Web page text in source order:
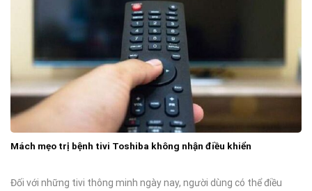
Mách mẹo trị bệnh tivi Toshiba không nhận điều khiển
Đối với những tivi thông minh ngày nay, người dùng có thể điều